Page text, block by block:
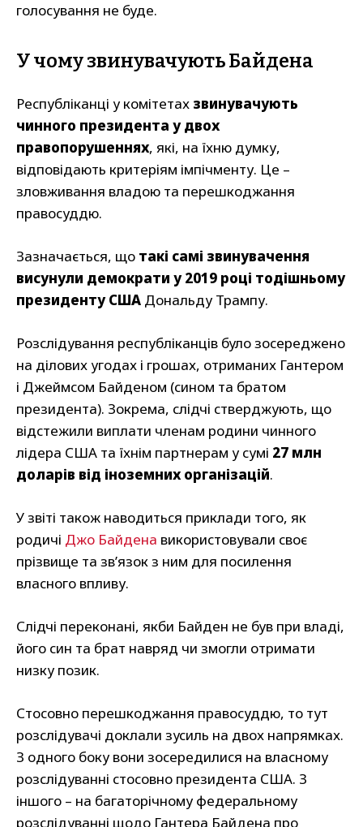
голосування не буде.
У чому звинувачують Байдена
Республіканці у комітетах звинувачують
чинного президента у двох
правопорушеннях, які, на їхню думку,
відповідають критеріям імпічменту. Це –
зловживання владою та перешкоджання
правосуддю.
Зазначається, що такі самі звинувачення
висунули демократи у 2019 році тодішньому
президенту США Дональду Трампу.
Розслідування республіканців було зосереджено
на ділових угодах і грошах, отриманих Гантером
і Джеймсом Байденом (сином та братом
президента). Зокрема, слідчі стверджують, що
відстежили виплати членам родини чинного
лідера США та їхнім партнерам у сумі 27 млн
доларів від іноземних організацій.
У звіті також наводиться приклади того, як
родичі Джо Байдена використовували своє
прізвище та зв’язок з ним для посилення
власного впливу.
Слідчі переконані, якби Байден не був при владі,
його син та брат навряд чи змогли отримати
низку позик.
Стосовно перешкоджання правосуддю, то тут
розслідувачі доклали зусиль на двох напрямках.
З одного боку вони зосередилися на власному
розслідуванні стосовно президента США. З
іншого – на багаторічному федеральному
розслідуванні щодо Гантера Байдена про